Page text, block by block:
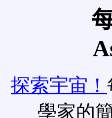
探索宇宙！
學家的